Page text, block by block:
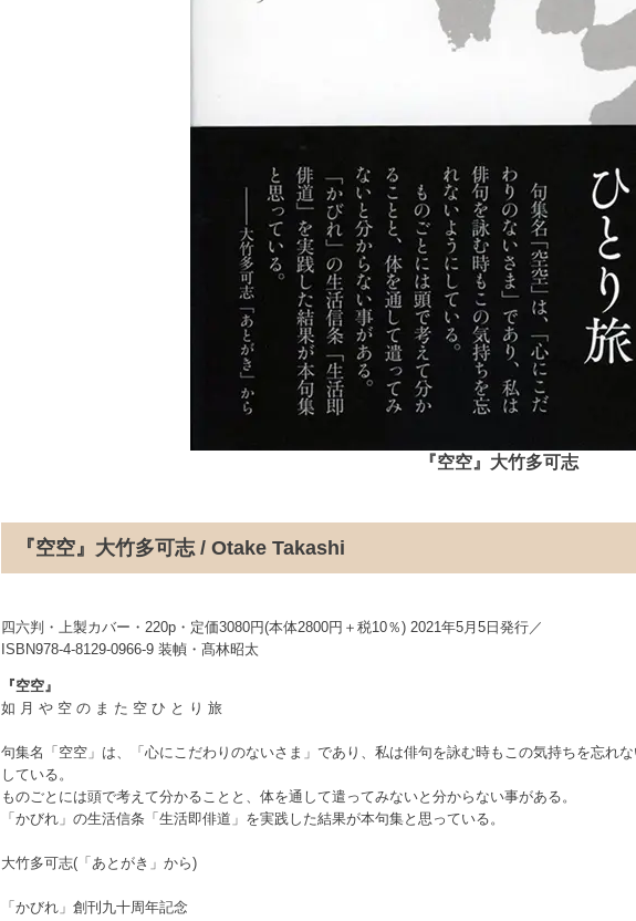
『空空』大竹多可志
『空空』大竹多可志 / Otake Takashi
四六判・上製カバー・220p・定価3080円(本体2800円＋税10％) 2021年5月5日発行／
ISBN978-4-8129-0966-9 装幀・髙林昭太
『空空』
如 月 や 空 の ま た 空 ひ と り 旅
句集名「空空」は、「心にこだわりのないさま」であり、私は俳句を詠む時もこの気持ちを忘れ
している。
ものごとには頭で考えて分かることと、体を通して遣ってみないと分からない事がある。
「かびれ」の生活信条「生活即俳道」を実践した結果が本句集と思っている。
大竹多可志(「あとがき」から)
「かびれ」創刊九十周年記念